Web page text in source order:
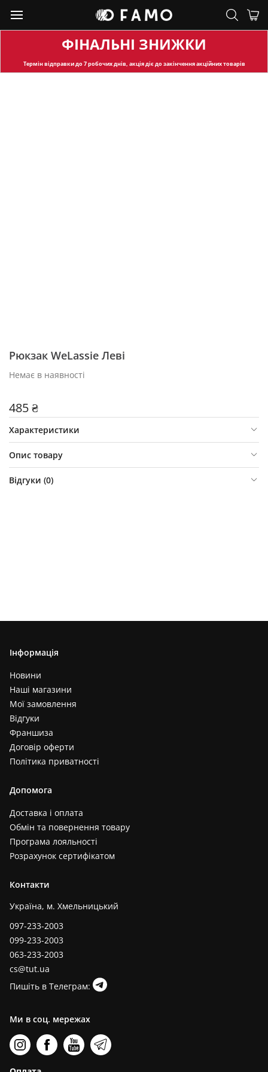
ФІНАЛЬНІ ЗНИЖКИ
Термін відправкидо 7 робочих днів, акція діє до закінчення акційних товарів
Рюкзак WeLassie Леві
Немає в наявності
485 ₴
Характеристики
Опис товару
Відгуки (0)
Інформація
Новини
Наші магазини
Мої замовлення
Відгуки
Франшиза
Договір оферти
Політика приватності
Допомога
Доставка і оплата
Обмін та повернення товару
Програма лояльності
Розрахунок сертифікатом
Контакти
Україна, м. Хмельницький
097-233-2003
099-233-2003
063-233-2003
cs@tut.ua
Пишіть в Телеграм:
Ми в соц. мережах